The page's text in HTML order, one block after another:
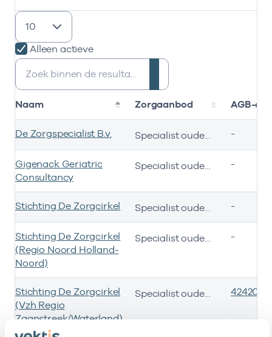
Alleen actieve
Zoeken:
Naam Zorgaanbod AGB-
De Zorgspecialist B.v. Specialist ouderengeneeskunde -
Gigenack Geriatric
Consultancy
Specialist ouderengeneeskunde -
Stichting De Zorgcirkel Specialist ouderengeneeskunde -
Stichting De Zorgcirkel
(Regio Noord Holland-
Noord)
Specialist ouderengeneeskunde -
Stichting De Zorgcirkel
(Vzh Regio
Zaanstreek/Waterland)
Specialist ouderengeneeskunde